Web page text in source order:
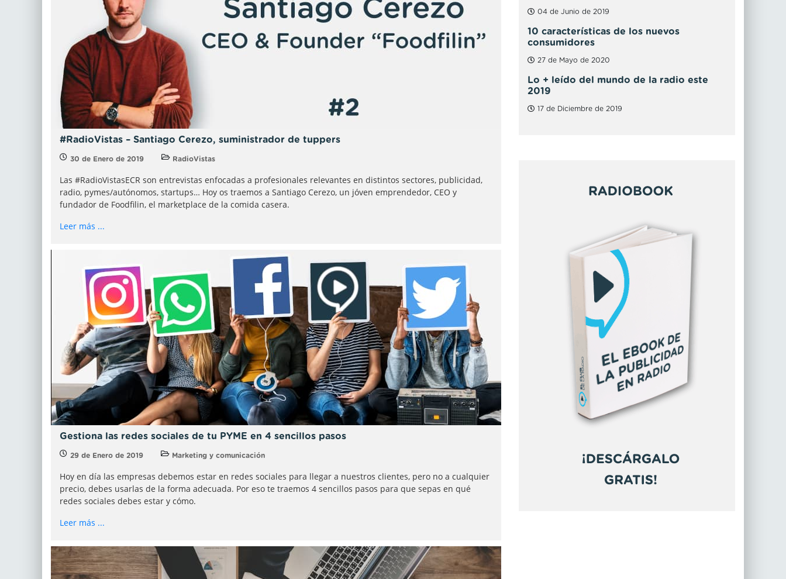
#RadioVistas – Santiago Cerezo, suministrador de tuppers
30 de Enero de 2019 RadioVistas
Las #RadioVistasECR son entrevistas enfocadas a profesionales relevantes en distintos sectores, publicidad,
radio, pymes/autónomos, startups… Hoy os traemos a Santiago Cerezo, un jóven emprendedor, CEO y
fundador de Foodfilin, el marketplace de la comida casera.
Leer más ...
Gestiona las redes sociales de tu PYME en 4 sencillos pasos
29 de Enero de 2019 Marketing y comunicación
Hoy en día las empresas debemos estar en redes sociales para llegar a nuestros clientes, pero no a cualquier
precio, debes usarlas de la forma adecuada. Por eso te traemos 4 sencillos pasos para que sepas en qué
redes sociales debes estar y cómo.
Leer más ...
04 de Junio de 2019
10 características de los nuevos
consumidores
27 de Mayo de 2020
Lo + leído del mundo de la radio este
2019
17 de Diciembre de 2019